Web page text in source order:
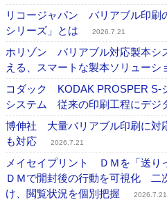
リコージャパン バリアブル印刷
シリーズ」とは
2026.7.21
ホリゾン バリアブル対応製本シ
える、スマートな製本ソリューシ
コダック KODAK PROSPER S-
システム 従来の印刷工程にデジ
博伸社 大量バリアブル印刷に対
も対応
2026.7.21
メイセイプリント ＤＭを「送り
ＤＭで開封後の行動を可視化 二
け、閲覧状況を個別把握
2026.7.21